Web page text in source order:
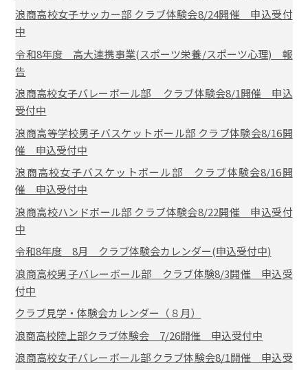
浪商高校女子サッカー部 クラブ体験会8/24開催 申込受付
中
令和8年度 高大連携事業(スポーツ栄養/スポーツ心理) 報
告
浪商高校女子バレーボール部 クラブ体験会8/1開催 申込
受付中
浪商高等学校男子バスケットボール部 クラブ体験会8/16開
催 申込受付中
浪商高校女子バスケットボール部 クラブ体験会8/16開
催 申込受付中
浪商高校ハンドボール部 クラブ体験会8/22開催 申込受付
中
令和8年度 8月 クラブ体験会カレンダー(申込受付中)
浪商高校男子バレーボール部 クラブ体験8/3開催 申込受
付中
クラブ見学・体験会カレンダー（８月）
浪商高校陸上部クラブ体験会 7/26開催 申込受付中
浪商高校女子バレーボール部 クラブ体験会8/1開催 申込受